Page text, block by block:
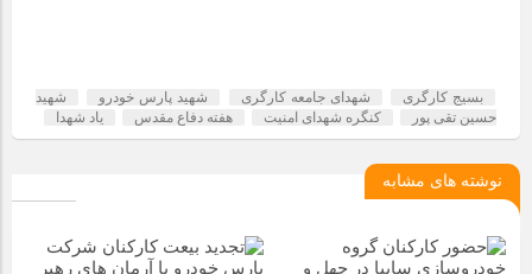
بسیج کارگری شهدای جامعه کارگری شهید پارس خودرو
شهید
حسین تقی پور
کنگره شهدای امنیت هفته دفاع مقدس یاد شهدا
نوشته های مشابه